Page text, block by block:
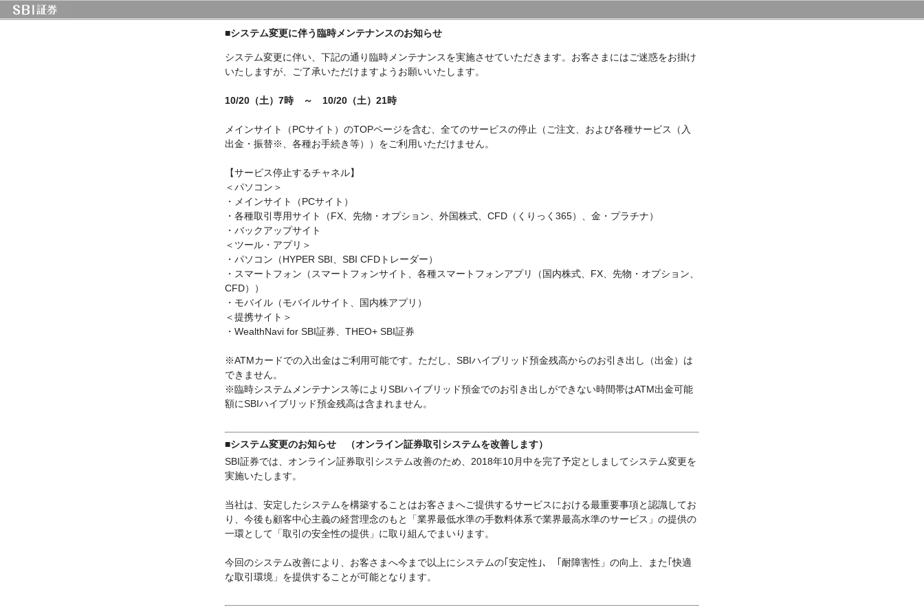
■システム変更に伴う臨時メンテナンスのお知らせ
システム変更に伴い、下記の通り臨時メンテナンスを実施させていただきます。お客さまにはご迷惑をお掛け
いたしますが、ご了承いただけますようお願いいたします。
10/20（土）7時 ～ 10/20（土）21時
メインサイト（PCサイト）のTOPページを含む、全てのサービスの停止（ご注文、および各種サービス（入
出金・振替※、各種お手続き等））をご利用いただけません。
【サービス停止するチャネル】
＜パソコン＞
・メインサイト（PCサイト）
・各種取引専用サイト（FX、先物・オプション、外国株式、CFD（くりっく365）、金・プラチナ）
・バックアップサイト
＜ツール・アプリ＞
・パソコン（HYPER SBI、SBI CFDトレーダー）
・スマートフォン（スマートフォンサイト、各種スマートフォンアプリ（国内株式、FX、先物・オプション、
CFD））
・モバイル（モバイルサイト、国内株アプリ）
＜提携サイト＞
・WealthNavi for SBI証券、THEO+ SBI証券
※ATMカードでの入出金はご利用可能です。ただし、SBIハイブリッド預金残高からのお引き出し（出金）は
できません。
※臨時システムメンテナンス等によりSBIハイブリッド預金でのお引き出しができない時間帯はATM出金可能
額にSBIハイブリッド預金残高は含まれません。
■システム変更のお知らせ （オンライン証券取引システムを改善します）
SBI証券では、オンライン証券取引システム改善のため、2018年10月中を完了予定としましてシステム変更を
実施いたします。
当社は、安定したシステムを構築することはお客さまへご提供するサービスにおける最重要事項と認識してお
り、今後も顧客中心主義の経営理念のもと「業界最低水準の手数料体系で業界最高水準のサービス」の提供の
一環として「取引の安全性の提供」に取り組んでまいります。
今回のシステム改善により、お客さまへ今まで以上にシステムの｢安定性｣、「耐障害性」の向上、また｢快適
な取引環境」を提供することが可能となります。